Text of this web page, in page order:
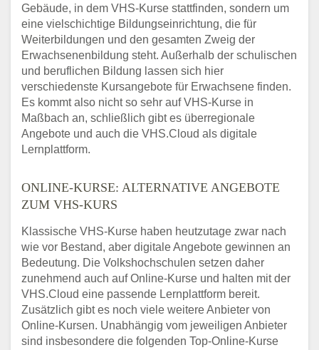
Gebäude, in dem VHS-Kurse stattfinden, sondern um
eine vielschichtige Bildungseinrichtung, die für
Weiterbildungen und den gesamten Zweig der
Erwachsenenbildung steht. Außerhalb der schulischen
und beruflichen Bildung lassen sich hier
verschiedenste Kursangebote für Erwachsene finden.
Es kommt also nicht so sehr auf VHS-Kurse in
Maßbach an, schließlich gibt es überregionale
Angebote und auch die VHS.Cloud als digitale
Lernplattform.
ONLINE-KURSE: ALTERNATIVE ANGEBOTE
ZUM VHS-KURS
Klassische VHS-Kurse haben heutzutage zwar nach
wie vor Bestand, aber digitale Angebote gewinnen an
Bedeutung. Die Volkshochschulen setzen daher
zunehmend auch auf Online-Kurse und halten mit der
VHS.Cloud eine passende Lernplattform bereit.
Zusätzlich gibt es noch viele weitere Anbieter von
Online-Kursen. Unabhängig vom jeweiligen Anbieter
sind insbesondere die folgenden Top-Online-Kurse